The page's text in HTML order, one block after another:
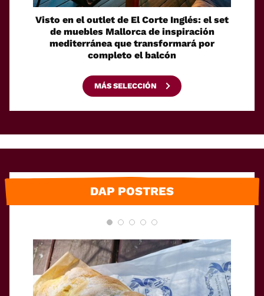
Visto en el outlet de El Corte Inglés: el set
de muebles Mallorca de inspiración
mediterránea que transformará por
completo el balcón
MÁS SELECCIÓN
DAP POSTRES